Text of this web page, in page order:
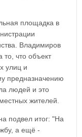
площадка в
Владимиров
что объект
улиц и
предназначению
людей и это
жителей.
подвел итог: "На
а ещё -